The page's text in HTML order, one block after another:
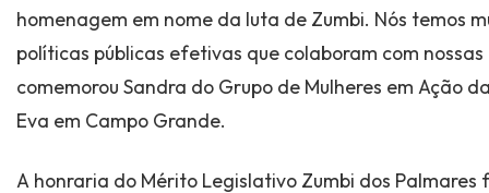
homenagem em nome da luta de Zumbi. Nós temos
políticas públicas efetivas que colaboram com nossas
comemorou Sandra do Grupo de Mulheres em Ação
Eva em Campo Grande.
A honraria do Mérito Legislativo Zumbi dos Palmares